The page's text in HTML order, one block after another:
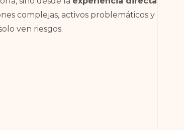
complejas, activos problemáticos y
ven riesgos.